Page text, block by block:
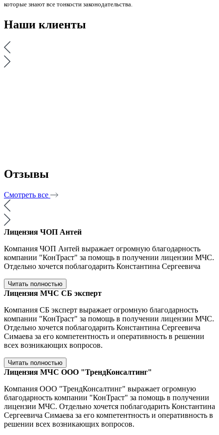
которые знают все тонкости законодательства.
Наши клиенты
Отзывы
Смотреть все
Лицензия ЧОП Антей
Компания ЧОП Антей выражает огромную благодарность
компании "КонТраст" за помощь в получении лицензии МЧС.
Отдельно хочется поблагодарить Константина Сергеевича
Читать полностью
Лицензия МЧС СБ эксперт
Компания СБ эксперт выражает огромную благодарность
компании "КонТраст" за помощь в получении лицензии МЧС.
Отдельно хочется поблагодарить Константина Сергеевича
Симаева за его компетентность и оперативность в решении
всех возникающих вопросов.
Читать полностью
Лицензия МЧС ООО "ТрендКонсалтинг"
Компания ООО "ТрендКонсалтинг" выражает огромную
благодарность компании "КонТраст" за помощь в получении
лицензии МЧС. Отдельно хочется поблагодарить Константина
Сергеевича Симаева за его компетентность и оперативность в
решении всех возникающих вопросов.